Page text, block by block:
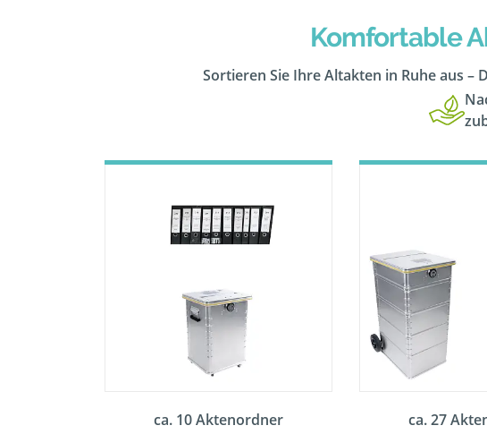
Komfortable
Sortieren Sie Ihre Altakten in Ruhe aus –
ca. 10 Aktenordner
ca. 27